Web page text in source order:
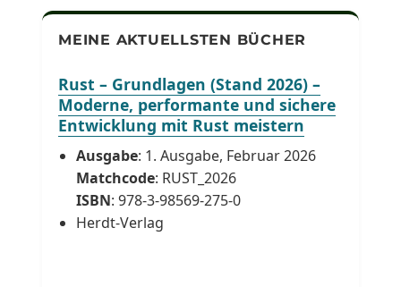
MEINE AKTUELLSTEN BÜCHER
Rust – Grundlagen (Stand 2026) –
Moderne, performante und sichere
Entwicklung mit Rust meistern
Ausgabe: 1. Ausgabe, Februar 2026
Matchcode: RUST_2026
ISBN: 978-3-98569-275-0
Herdt-Verlag